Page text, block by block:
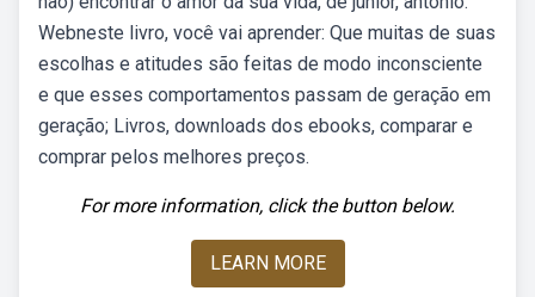
Webneste livro, você vai aprender: Que muitas de suas
escolhas e atitudes são feitas de modo inconsciente
e que esses comportamentos passam de geração em
geração; Livros, downloads dos ebooks, comparar e
comprar pelos melhores preços.
For more information, click the button below.
LEARN MORE